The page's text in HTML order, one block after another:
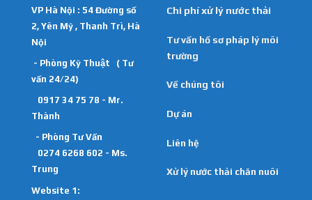
VP Hà Nội : 54 Đường số
2, Yên Mỹ , Thanh Trì, Hà
Nội
- Phòng Kỹ Thuật ( Tư
vấn 24/24)
0917 34 75 78 - Mr.
Thành
- Phòng Tư Vấn
0274 6268 602 - Ms.
Trung
Website 1:
Chi phí xử lý nước thải
Tư vấn hồ sơ pháp lý môi
trường
Về chúng tôi
Dự án
Liên hệ
Xử lý nước thải chăn nuôi